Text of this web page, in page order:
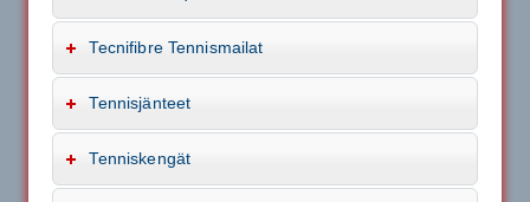
Tecnifibre Tennismailat
Tennisjänteet
Tenniskengät